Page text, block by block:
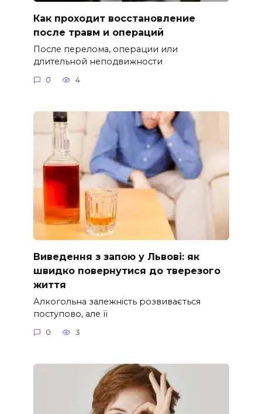
Как проходит восстановление
после травм и операций
После перелома, операции или
длительной неподвижности
0 4
Виведення з запою у Львові: як
швидко повернутися до тверезого
життя
Алкогольна залежність розвивається
поступово, але її
0 3